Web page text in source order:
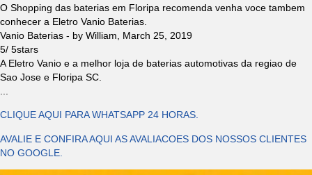
O Shopping das baterias em Floripa recomenda venha voce tambem
conhecer a Eletro Vanio Baterias.
Vanio Baterias - by William
March 25, 2019
5/ 5stars
A Eletro Vanio e a melhor loja de baterias automotivas da regiao de
Sao Jose e Floripa SC.
CLIQUE AQUI PARA WHATSAPP 24 HORAS.
AVALIE E CONFIRA AQUI AS AVALIACOES DOS NOSSOS CLIENTES
NO GOOGLE.